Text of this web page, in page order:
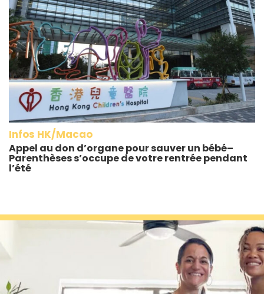
Infos HK/Macao
Appel au don d’organe pour sauver un bébé–
Parenthèses s’occupe de votre rentrée pendant
l’été